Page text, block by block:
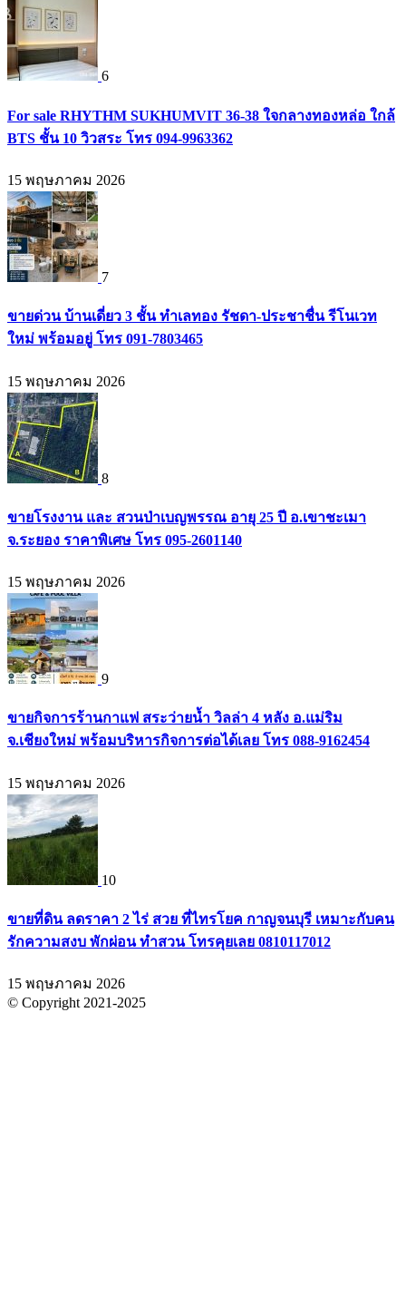
6
For sale RHYTHM SUKHUMVIT 36-38 ใจกลางทองหล่อ ใกล้
BTS ชั้น 10 วิวสระ โทร 094-9963362
15 พฤษภาคม 2026
7
ขายด่วน บ้านเดี่ยว 3 ชั้น ทำเลทอง รัชดา-ประชาชื่น รีโนเวท
ใหม่ พร้อมอยู่ โทร 091-7803465
15 พฤษภาคม 2026
8
ขายโรงงาน และ สวนป่าเบญพรรณ อายุ 25 ปี อ.เขาชะเมา
จ.ระยอง ราคาพิเศษ โทร 095-2601140
15 พฤษภาคม 2026
9
ขายกิจการร้านกาแฟ สระว่ายน้ำ วิลล่า 4 หลัง อ.แม่ริม
จ.เชียงใหม่ พร้อมบริหารกิจการต่อได้เลย โทร 088-9162454
15 พฤษภาคม 2026
10
ขายที่ดิน ลดราคา 2 ไร่ สวย ที่ไทรโยค กาญจนบุรี เหมาะกับคน
รักความสงบ พักผ่อน ทำสวน โทรคุยเลย 0810117012
15 พฤษภาคม 2026
© Copyright 2021-2025